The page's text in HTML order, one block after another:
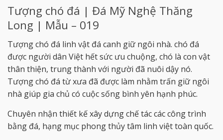
Tượng chó đá | Đá Mỹ Nghệ Thăng
Long | Mẫu – 019
Tượng chó đá linh vật đá canh giữ ngôi nhà. chó đá
được người dân Việt hết sức ưu chuộng, chó là con vật
thân thiện, trung thành với người đã nuôi dậy nó.
Tượng chó đá từ xưa đã được làm nhằm trấn giữ ngôi
nhà giúp gia chủ có cuộc sống bình yên hạnh phúc.
Chuyên nhận thiết kế xây dựng chế tác các công trình
bằng đá, hạng mục phong thủy tâm linh việt toàn quốc.